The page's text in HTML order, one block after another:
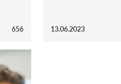
656 13.06.2023